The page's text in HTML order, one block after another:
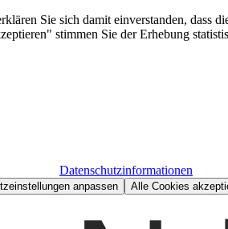
Sie sich damit einverstanden, dass
stimmen Sie der Erhebung
Datenschutzinformationen
anpassen Alle Cookies